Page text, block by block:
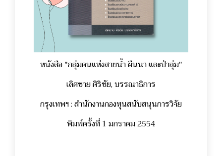
หนังสือ "กลุ่มคนแห่งสายน้ำ ผืนนา และป่าลุ่ม"
เลิศชาย ศิริชัย, บรรณาธิการ
กรุงเทพฯ : สำนักงานกองทุนสนับสนุนการวิจัย
พิมพ์ครั้งที่ 1 มกราคม 2554